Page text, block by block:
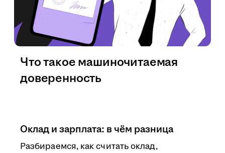
Оклад и зарплата: в чём разница
Разбираемся, как считать оклад,
Что такое машиночитаемая
доверенность